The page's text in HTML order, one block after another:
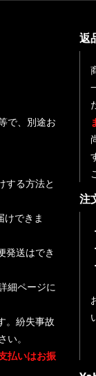
で、別途お
する方法と
けできま
発送はでき
細ページに
。紛失事故
。
払いはお振
返
注